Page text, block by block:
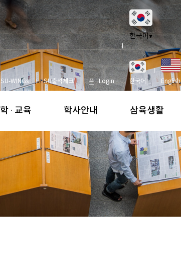
SU-WINGs SU출석체크 Login
한국어▾
한국어 English
· 교육 학사안내 삼육생활